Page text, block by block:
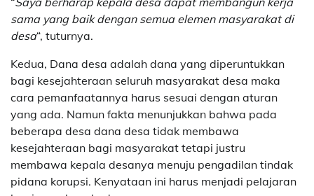
sama yang baik dengan semua elemen masyarakat di
desa“, tuturnya.
Kedua, Dana desa adalah dana yang diperuntukkan
bagi kesejahteraan seluruh masyarakat desa maka
cara pemanfaatannya harus sesuai dengan aturan
yang ada. Namun fakta menunjukkan bahwa pada
beberapa desa dana desa tidak membawa
kesejahteraan bagi masyarakat tetapi justru
membawa kepala desanya menuju pengadilan tindak
pidana korupsi. Kenyataan ini harus menjadi pelajaran